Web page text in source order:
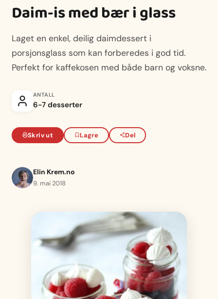
Daim-is med bær i glass
Laget en enkel, deilig daimdessert i
porsjonsglass som kan forberedes i god tid.
Perfekt for kaffekosen med både barn og voksne.
ANTALL
6-7 desserter
Skriv ut Lagre Del
Elin Krem.no
9. mai 2018